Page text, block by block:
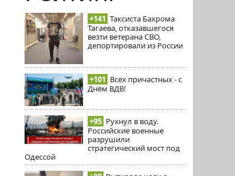
+141 Таксиста Бахрома
Тагаева, отказавшегося
везти ветерана СВО,
депортировали из России
+101 Всех причастных - с
Днём ВДВ!
+95 Рухнул в воду.
Российские военные
разрушили
стратегический мост под
Одессой